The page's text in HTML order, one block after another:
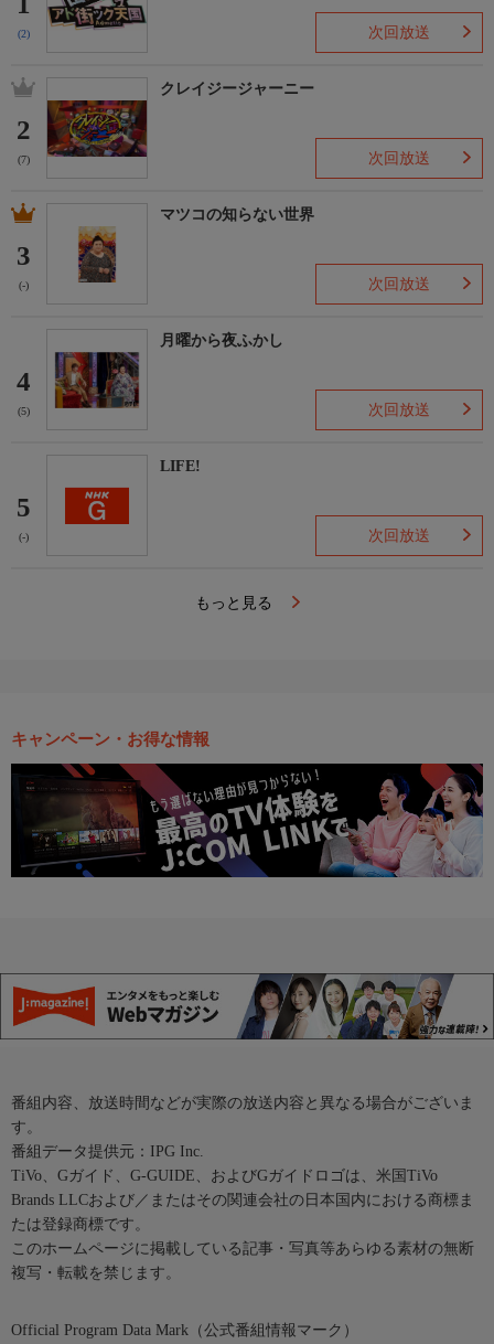
(2) 次回放送
2
(7)
クレイジージャーニー
次回放送
3
(-)
マツコの知らない世界
次回放送
4
(5)
月曜から夜ふかし
次回放送
5
(-)
LIFE!
次回放送
もっと見る
キャンペーン・お得な情報
番組内容、放送時間などが実際の放送内容と異なる場合がございま
す。
番組データ提供元：IPG Inc.
TiVo、Gガイド、G-GUIDE、およびGガイドロゴは、米国TiVo
Brands LLCおよび／またはその関連会社の日本国内における商標ま
たは登録商標です。
このホームページに掲載している記事・写真等あらゆる素材の無断
複写・転載を禁じます。
Official Program Data Mark（公式番組情報マーク）